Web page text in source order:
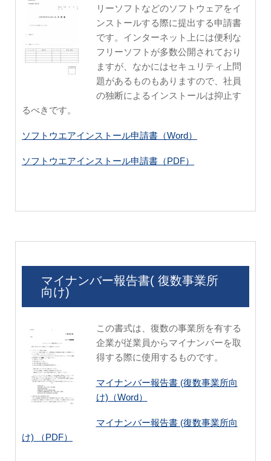
リーソフトなどのソフトウェアをイ
ンストールする際に提出する申請書
です。インターネット上には便利な
フリーソフトが多数公開されており
ますが、なかにはセキュリティ上問
題があるものもありますので、社員
の独断によるインストールは抑止す
るべきです。
ソフトウエアインストール申請書（Word）
ソフトウエアインストール申請書（PDF）
マイナンバー報告書( 復数事業所
向け)
この書式は、復数の事業所を有する
企業が従業員からマイナンバーを取
得する際に使用するものです。
マイナンバー報告書 (復数事業所向
け)（Word）
マイナンバー報告書 (復数事業所向
け) （PDF）